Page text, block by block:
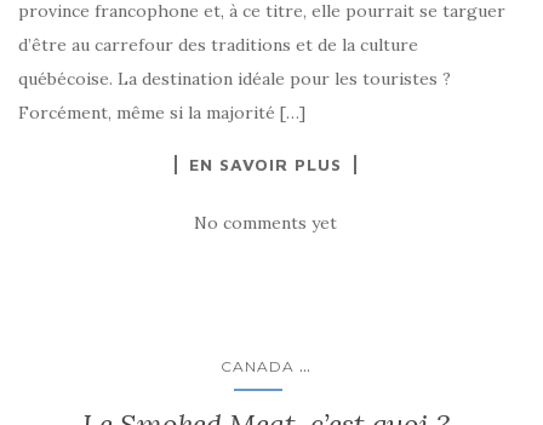
province francophone et, à ce titre, elle pourrait se targuer
d’être au carrefour des traditions et de la culture
québécoise. La destination idéale pour les touristes ?
Forcément, même si la majorité […]
EN SAVOIR PLUS
No comments yet
CANADA ...